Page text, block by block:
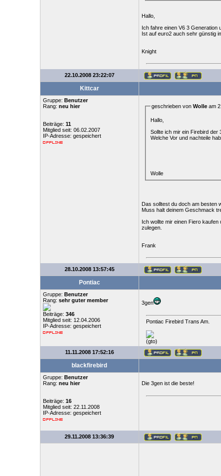
Hallo,
Ich fahre einen V6 3 Generation
Ist auf euro2 auch sehr günstig
Knight
22.10.2008 23:22:07
Kittcar
Gruppe: Benutzer
Rang: neu hier
Beiträge: 11
Mitglied seit: 06.02.2007
IP-Adresse: gespeichert
geschrieben von Wolleam
Hallo,
Sollte ich mir ein Firebird der
Welche Vor und nachteile
Wolle
Das solltest du doch am besten
Muss halt deinem Geschmack
Ich wollte mir einen Fiero
zulegen.
Frank
28.10.2008 13:57:45
Pontiac
Gruppe: Benutzer
Rang: sehr guter member
Beiträge: 346
Mitglied seit: 12.04.2006
IP-Adresse: gespeichert
3gen
Pontiac Firebird Trans Am.
(gto)
11.11.2008 17:52:16
blackfirebird
Gruppe: Benutzer
Rang: neu hier
Beiträge: 16
Mitglied seit: 22.11.2008
IP-Adresse: gespeichert
Die 3gen ist die beste!
29.11.2008 13:36:39